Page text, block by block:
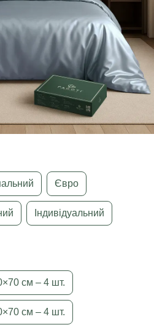
Євро
Індивідуальний
см – 4 шт.
см – 4 шт.